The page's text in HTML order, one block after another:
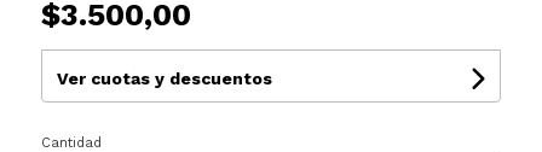
$3.500,00
Ver cuotas y descuentos
Cantidad